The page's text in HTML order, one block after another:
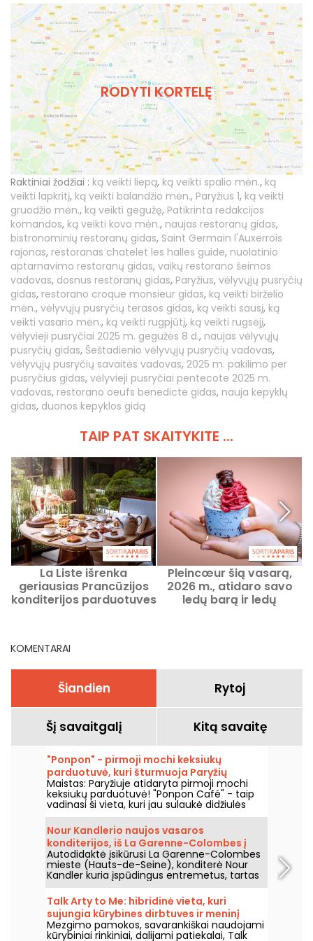
RODYTI KORTELĘ
Raktiniai žodžiai : ką veikti liepą, ką veikti spalio mėn., ką
veikti lapkritį, ką veikti balandžio mėn., Paryžius 1, ką veikti
gruodžio mėn., ką veikti gegužę, Patikrinta redakcijos
komandos, ką veikti kovo mėn., naujas restoranų gidas,
bistronominių restoranų gidas, Saint Germain l'Auxerrois
rajonas, restoranas chatelet les halles guide, nuolatinio
aptarnavimo restoranų gidas, vaikų restorano šeimos
vadovas, dosnus restoranų gidas, Paryžius, vėlyvųjų pusryčių
gidas, restorano croque monsieur gidas, ką veikti birželio
mėn., vėlyvųjų pusryčių terasos gidas, ką veikti sausį, ką
veikti vasario mėn., ką veikti rugpjūtį, ką veikti rugsėjį,
vėlyvieji pusryčiai 2025 m. gegužės 8 d., naujas vėlyvųjų
pusryčių gidas, Šeštadienio vėlyvųjų pusryčių vadovas,
vėlyvųjų pusryčių savaitės vadovas, 2025 m. pakilimo per
pusryčius gidas, vėlyvieji pusryčiai pentecote 2025 m.
vadovas, restorano oeufs benedicte gidas, nauja kepyklų
gidas, duonos kepyklos gidą
TAIP PAT SKAITYKITE ...
La Liste išrenka
geriausias Prancūzijos
konditerijos parduotuves
Pleincœur šią vasarą,
2026 m., atidaro savo
ledų barą ir ledų
KOMENTARAI
Šiandien Rytoj
Šį savaitgalį Kitą savaitę
"Ponpon" - pirmoji mochi keksiukų
parduotuvė, kuri šturmuoja Paryžių
Maistas: Paryžiuje atidaryta pirmoji mochi
keksiukų parduotuvė! "Ponpon Café" - taip
vadinasi ši vieta, kuri jau sulaukė didžiulės
sėkmės ir traukia visą Paryžių. Mes ją
išbandėme ir mums labai patinka!
Nour Kandlerio naujos vasaros
konditerijos, iš La Garenne-Colombes į
Paryžių, ir jos dirbtuvės
Autodidaktė įsikūrusi La Garenne-Colombes
mieste (Hauts-de-Seine), konditerė Nour
Kandler kuria įspūdingus entremetus, tartas
ir flanėlius – viską visiškai namų gamybos,
užsakyti pagal poreikius. Išbandėme jos
naują vaisinę vasaros kolekciją 2026 metų
vasarai ir kviečiame jus ją pažinti.
Talk Arty to Me: hibridinė vieta, kuri
sujungia kūrybines dirbtuves ir meninį
restoraną Marė.
Mezgimo pamokos, savarankiškai naudojami
kūrybiniai rinkiniai, dalijami patiekalai, Talk